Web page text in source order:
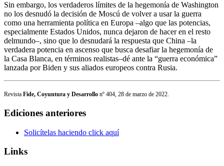
Sin embargo, los verdaderos límites de la hegemonía de Washington
no los desnudó la decisión de Moscú de volver a usar la guerra
como una herramienta política en Europa –algo que las potencias,
especialmente Estados Unidos, nunca dejaron de hacer en el resto
delmundo–, sino que lo desnudará la respuesta que China –la
verdadera potencia en ascenso que busca desafiar la hegemonía de
la Casa Blanca, en términos realistas–dé ante la “guerra económica”
lanzada por Biden y sus aliados europeos contra Rusia.
Revista Fide, Coyuntura y Desarrollo nº 404, 28 de marzo de 2022.
Ediciones anteriores
Solicítelas haciendo click aquí
Links